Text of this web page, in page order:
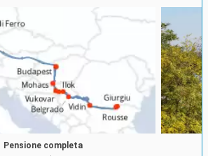
Pensione completa